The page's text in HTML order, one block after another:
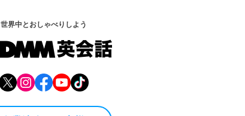
世界中とおしゃべりしよう